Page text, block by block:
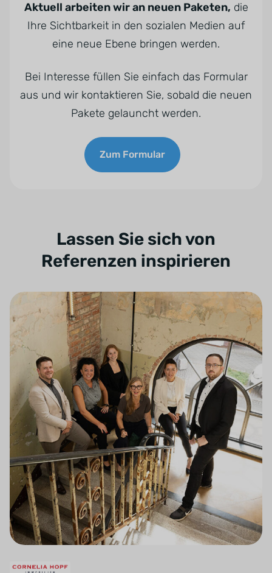
Aktuell arbeiten wir an neuen Paketen, die
Ihre Sichtbarkeit in den sozialen Medien auf
eine neue Ebene bringen werden.
Bei Interesse füllen Sie einfach das Formular
aus und wir kontaktieren Sie, sobald die neuen
Pakete gelauncht werden.
Zum Formular
Lassen Sie sich von
Referenzen inspirieren